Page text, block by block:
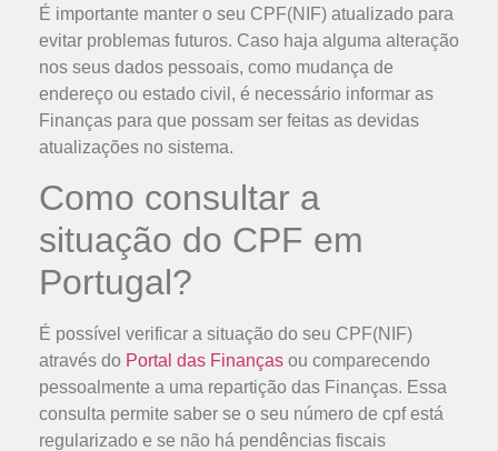
É importante manter o seu CPF(NIF) atualizado para
evitar problemas futuros. Caso haja alguma alteração
nos seus dados pessoais, como mudança de
endereço ou estado civil, é necessário informar as
Finanças para que possam ser feitas as devidas
atualizações no sistema.
Como consultar a
situação do CPF em
Portugal?
É possível verificar a situação do seu CPF(NIF)
através do Portal das Finanças ou comparecendo
pessoalmente a uma repartição das Finanças. Essa
consulta permite saber se o seu número de cpf está
regularizado e se não há pendências fiscais